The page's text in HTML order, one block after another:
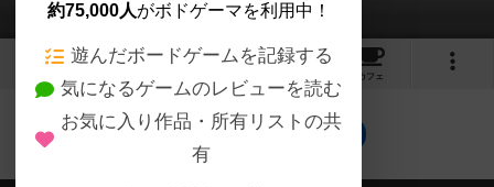
1
カフェ
オールドタウンのトップに戻る
約75,000人がボドゲーマを利用中！
遊んだボードゲームを記録する
気になるゲームのレビューを読む
お気に入り作品・所有リストの共
有